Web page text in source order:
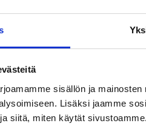
sisällön ja
Lisäksi jaamme
siitä, miten käytät
asiointia jäteasemalla.